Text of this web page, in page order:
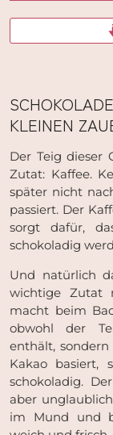
KLEINEN
Der Teig dieser
Zutat: Kaffee.
später nicht
passiert. Der
sorgt dafür,
schokoladig
Und natürlich
wichtige Zutat
macht beim
obwohl der
enthält,
Kakao basiert,
schokoladig.
aber
im Mund und